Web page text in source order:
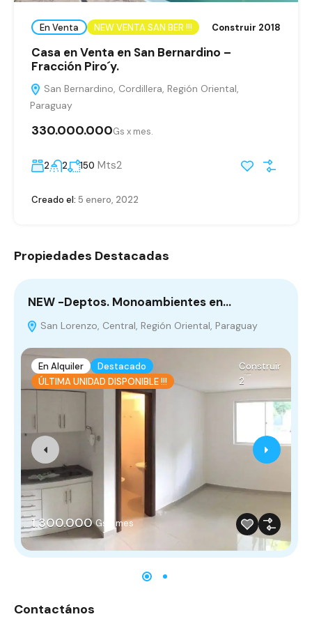
En Venta NEW VENTA SAN BER !!! Construir 2018
Casa en Venta en San Bernardino –
Fracción Piro´y.
San Bernardino, Cordillera, Región Oriental,
Paraguay
330.000.000Gs x mes.
2 2 150 Mts2
Creado el: 5 enero, 2022
Propiedades Destacadas
NEW -Deptos. Monoambientes en…
San Lorenzo, Central, Región Oriental, Paraguay
En Alquiler
Destacado
ÚLTIMA UNIDAD DISPONIBLE !!!
Construir
2
1.300.000 Gs x mes
Contactános